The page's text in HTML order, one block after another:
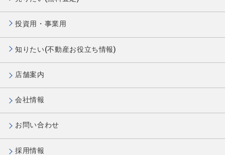
投資用・事業用
知りたい(不動産お役立ち情報)
店舗案内
会社情報
お問い合わせ
採用情報